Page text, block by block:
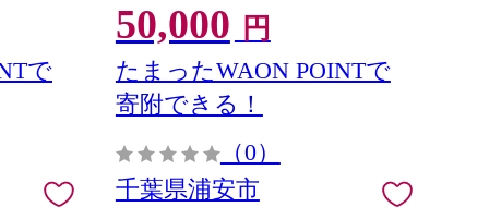
ン ネ
で
券 旅行予約 ホテル 旅館 チケット 子
供 子連れ カップル 家族 人気 おすす
め 旅行クーポン 店頭 オンライン ネ
ット予約 電話 有効期間3年
50,000 円
たまったWAON POINTで
寄附できる！
（0）
千葉県浦安市